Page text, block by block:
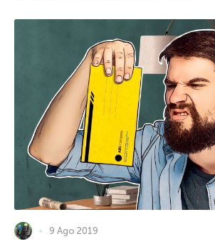
9 Ago 2019